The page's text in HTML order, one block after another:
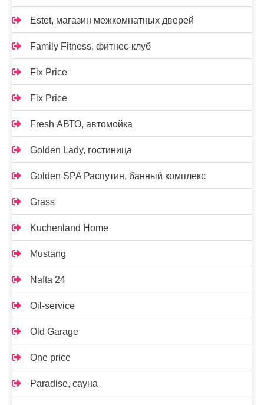
Estet, магазин межкомнатных дверей
Family Fitness, фитнес-клуб
Fix Price
Fix Price
Fresh АВТО, автомойка
Golden Lady, гостиница
Golden SPA Распутин, банный комплекс
Grass
Kuchenland Home
Mustang
Nafta 24
Oil-service
Old Garage
One price
Paradise, сауна